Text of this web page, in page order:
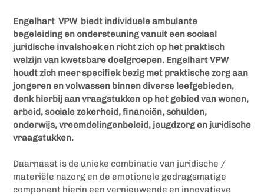
Engelhart VPW biedt individuele ambulante
begeleiding en ondersteuning vanuit een sociaal
juridische invalshoek en richt zich op het praktisch
welzijn van kwetsbare doelgroepen. Engelhart VPW
houdt zich meer specifiek bezig met praktische zorg aan
jongeren en volwassen binnen diverse leefgebieden,
denk hierbij aan vraagstukken op het gebied van wonen,
arbeid, sociale zekerheid, financiën, schulden,
onderwijs, vreemdelingenbeleid, jeugdzorg en juridische
vraagstukken.
Daarnaast is de unieke combinatie van juridische /
materiële nazorg en de emotionele gedragsmatige
component hierin een vernieuwende en innovatieve